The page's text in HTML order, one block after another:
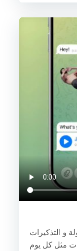
و التذكيرات
مثل كل يوم